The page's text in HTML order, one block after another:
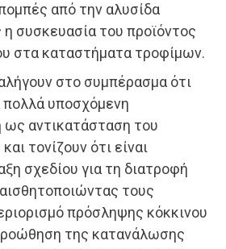
από την αλυσίδα
συσκευασία του προϊόντος
στα καταστήματα τροφίμων.
στο συμπέρασμα ότι
πολλά υποσχόμενη
ως αντικατάσταση του
τονίζουν ότι είναι
σχεδίου για τη διατροφή
τους
πρόσληψης κόκκινου
της κατανάλωσης